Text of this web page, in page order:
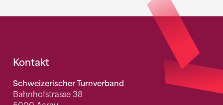
Fusszeile
Kontakt
Schweizerischer Turnverband
Bahnhofstrasse 38